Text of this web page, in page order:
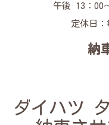
午後 13：00
定休日：
納
ダイハツ